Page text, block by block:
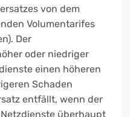
von dem
Volumentarifes
Der
oder niedriger
einen höheren
Schaden
entfällt, wenn der
überhaupt